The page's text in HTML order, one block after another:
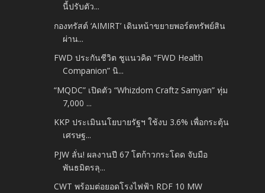
นี้ปรับตัว...
กองทรัสต์ ‘AIMIRT’ เดินหน้าขยายพอร์ตทรัพย์สิน
ผ่าน...
FWD ประกันชีวิต ชูแนวคิด “FWD Health
Companion” นิ...
“MQDC” เปิดตัว “Whizdom Craftz Samyan” ทุ่ม
7,000 ...
KKP ประเมินนโยบายรัฐฯ ใช้งบ 3.6% เพื่อกระตุ้น
เศรษฐ...
PJW ลั่น! ผลงานปี 67 โตก้าวกระโดด จับมือ
พันธมิตรลุ...
CWT พร้อมต่อยอดโรงไฟฟ้า RDF 10 MW